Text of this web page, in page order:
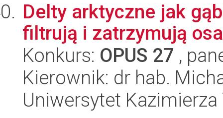
Delty arktyczne jak
filtrują i zatrzymują
Konkurs: OPUS 27 ,
Kierownik: dr hab.
Uniwersytet